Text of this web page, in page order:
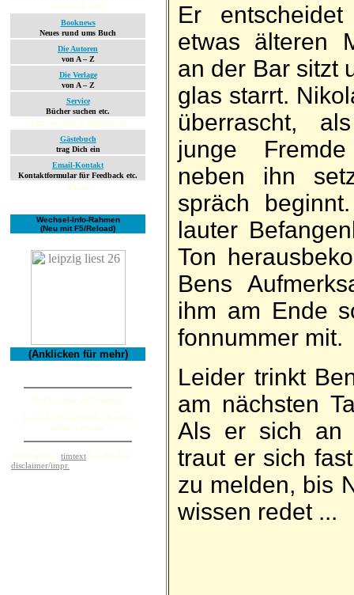
Termine & Infos
Booknews
Neues rund ums Buch
Die Autoren
von A – Z
Die Verlage
von A – Z
Service
Bücher suchen etc.
Aktiv werden & Mitmachen
Gästebuch
trag Dich ein
Email-Kontakt
Kontaktformular für Feedback etc.
Shops
Wechsel-Info-Rahmen
(Neu mit F5/Reload)
(Anklicken für mehr)
Seit Februar 2004 haben
Leser die aktuellen Bücherbar-
Seiten besucht.
copyright by timtext/buecherbar
disclaimer/impr.
Er
etwas älteren
an der Bar sitzt
glas starrt.
über­rascht,
junge
neben ihn
spräch
lauter
Ton
Bens
ihm am Ende
fon­nummer mit.
Leider trinkt
am nächsten
Als er sich an
traut er sich
zu melden, bis
wissen redet ...